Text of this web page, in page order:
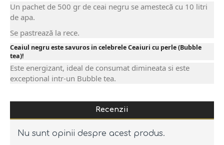
Un pachet de 500 gr de ceai negru se amestecă cu 10 litri
de apa.
Se pastrează la rece.
Ceaiul negru este savuros in celebrele Ceaiuri cu perle (Bubble
tea)!
Este energizant, ideal de consumat dimineata si este
exceptional intr-un Bubble tea.
Recenzii
Nu sunt opinii despre acest produs.